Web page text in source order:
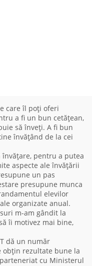
care îl poți oferi
a fi un bun cetățean,
să înveți. A fi bun
învățând de la cei
pentru a putea
aspecte ale învățării
un pas
presupune munca
elevilor
organizate anual.
m-am gândit la
îi motivez mai bine,
dă un număr
obțin rezultate bune la
cu Ministerul